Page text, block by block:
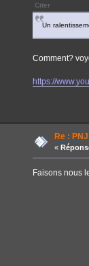
Citer
Un
Comment?
https://
Re :
«
Faisons nous